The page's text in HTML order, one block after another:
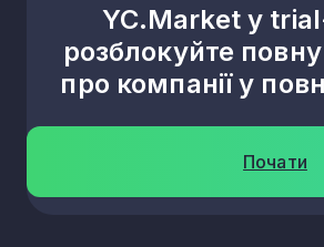
YC.Market у
розблокуйте
про компанії у
Почати